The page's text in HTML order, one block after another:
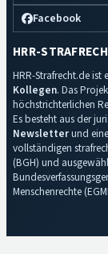
Facebook
HRR-
HRR-Strafrecht.de ist
Kollegen. Das
höchstrichterlichen
Es besteht aus der
Newsletterund
vollständigen
(BGH) und
Menschenrechte